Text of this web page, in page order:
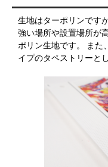
生地はターポリンです
強い場所や設置場所が
ポリン生地です。 また
イプのタペストリーと